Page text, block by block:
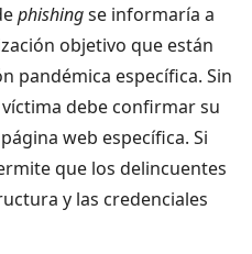
phishingse informaría a
objetivo que están
pandémica específica. Sin
debe confirmar su
web específica. Si
que los delincuentes
y las credenciales